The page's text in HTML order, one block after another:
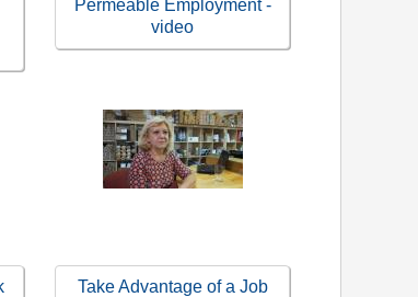
Permeable Employment -
video
Take Advantage of a Job